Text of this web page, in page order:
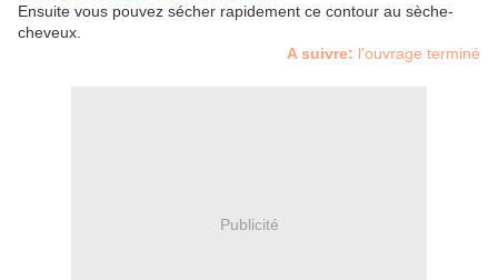
Ensuite vous pouvez sécher rapidement ce contour au sèche-
cheveux.
A suivre: l'ouvrage terminé
Publicité